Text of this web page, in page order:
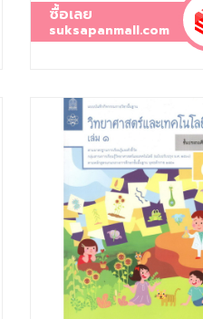
ซื้อเลย
suksapanmall.com